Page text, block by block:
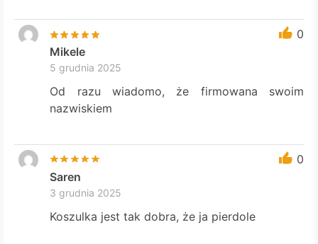
0
Mikele
5 grudnia 2025
Od razu wiadomo, że firmowana swoim
nazwiskiem
0
Saren
3 grudnia 2025
Koszulka jest tak dobra, że ja pierdole